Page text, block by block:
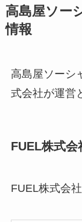
高島屋ソー
情報
高島屋ソーシ
式会社が運営
FUEL株式会
FUEL株式会社